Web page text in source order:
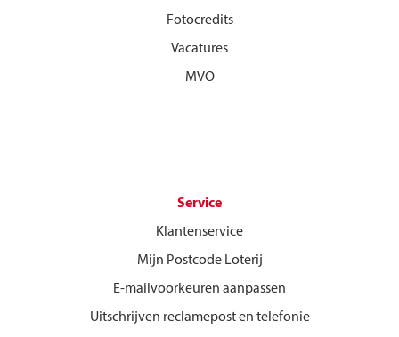
Fotocredits
Vacatures
MVO
Service
Klantenservice
Mijn Postcode Loterij
E-mailvoorkeuren aanpassen
Uitschrijven reclamepost en telefonie